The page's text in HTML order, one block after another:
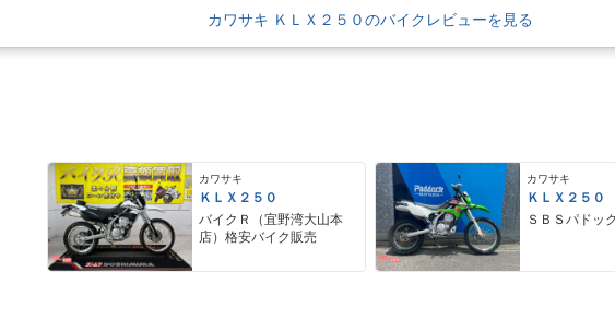
カワサキ ＫＬＸ２５０のバイクレビューを見る
カワサキ
ＫＬＸ２５０
バイクＲ（宜野湾大山本
店）格安バイク販売
カワサキ
ＫＬＸ２５０
ＳＢＳパドッ